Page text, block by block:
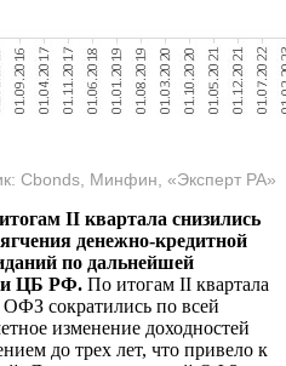
Cbonds, Минфин, «Эксперт РА»
II квартала снизились
денежно-кредитной
по дальнейшей
ЦБ РФ. По итогам II квартала
сократились по всей
изменение доходностей
до трех лет, что привело к